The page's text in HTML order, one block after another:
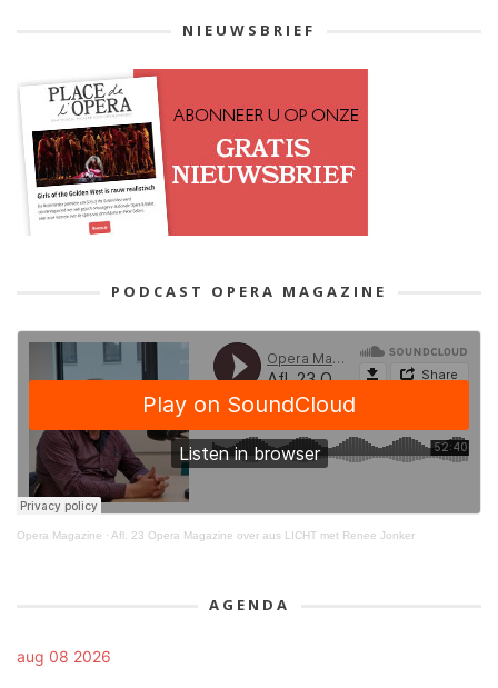
NIEUWSBRIEF
PODCAST OPERA MAGAZINE
Opera Magazine · Afl. 23 Opera Magazine over aus LICHT met Renee Jonker
AGENDA
aug 08 2026